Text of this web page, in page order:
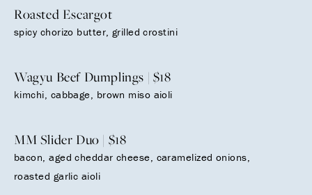
Roasted Escargot
spicy chorizo butter, grilled crostini
Wagyu Beef Dumplings | $18
kimchi, cabbage, brown miso aioli
MM Slider Duo | $18
bacon, aged cheddar cheese, caramelized onions,
roasted garlic aioli